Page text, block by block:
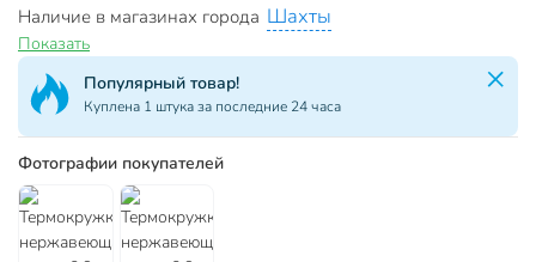
Наличие в магазинах города Шахты
Показать
Популярный товар!
Куплена 1 штука за последние 24 часа
Фотографии покупателей